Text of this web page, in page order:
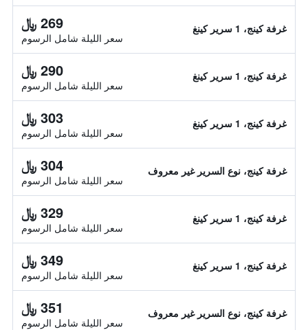
غرفة كينج، 1 سرير كينغ 269 ﷼
سعر الليلة شامل الرسوم
غرفة كينج، 1 سرير كينغ 290 ﷼
سعر الليلة شامل الرسوم
غرفة كينج، 1 سرير كينغ 303 ﷼
سعر الليلة شامل الرسوم
غرفة كينج، نوع السرير غير معروف 304 ﷼
سعر الليلة شامل الرسوم
غرفة كينج، 1 سرير كينغ 329 ﷼
سعر الليلة شامل الرسوم
غرفة كينج، 1 سرير كينغ 349 ﷼
سعر الليلة شامل الرسوم
غرفة كينج، نوع السرير غير معروف 351 ﷼
سعر الليلة شامل الرسوم